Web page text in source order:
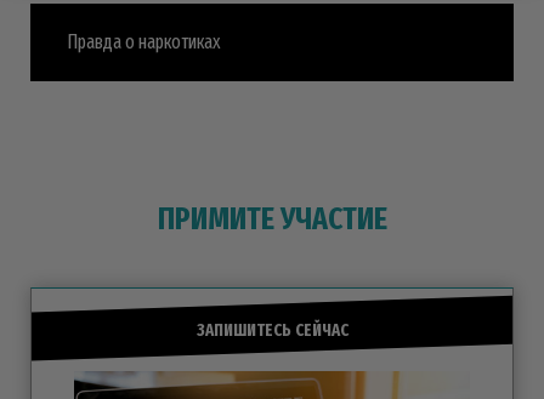
Правда о наркотиках
ПРИМИТЕ УЧАСТИЕ
ЗАПИШИТЕСЬ СЕЙЧАС